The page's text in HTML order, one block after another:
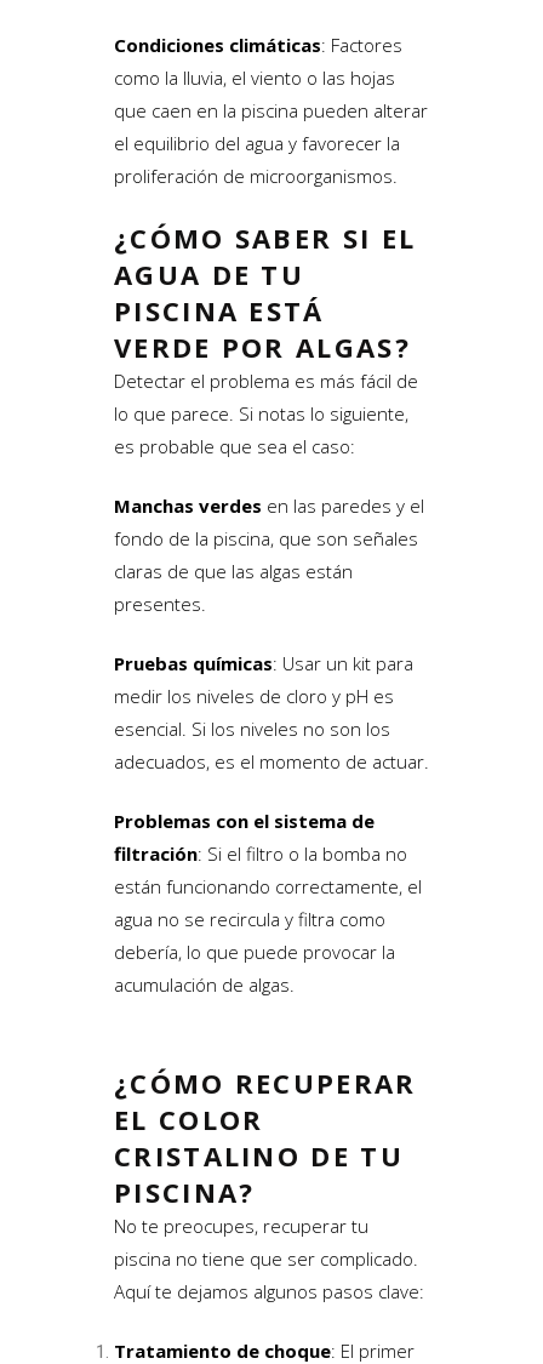
Condiciones climáticas: Factores
como la lluvia, el viento o las hojas
que caen en la piscina pueden alterar
el equilibrio del agua y favorecer la
proliferación de microorganismos.
¿CÓMO SABER SI EL
AGUA DE TU
PISCINA ESTÁ
VERDE POR ALGAS?
Detectar el problema es más fácil de
lo que parece. Si notas lo siguiente,
es probable que sea el caso:
Manchas verdes en las paredes y el
fondo de la piscina, que son señales
claras de que las algas están
presentes.
Pruebas químicas: Usar un kit para
medir los niveles de cloro y pH es
esencial. Si los niveles no son los
adecuados, es el momento de actuar.
Problemas con el sistema de
filtración: Si el filtro o la bomba no
están funcionando correctamente, el
agua no se recircula y filtra como
debería, lo que puede provocar la
acumulación de algas.
¿CÓMO RECUPERAR
EL COLOR
CRISTALINO DE TU
PISCINA?
No te preocupes, recuperar tu
piscina no tiene que ser complicado.
Aquí te dejamos algunos pasos clave:
Tratamiento de choque: El primer